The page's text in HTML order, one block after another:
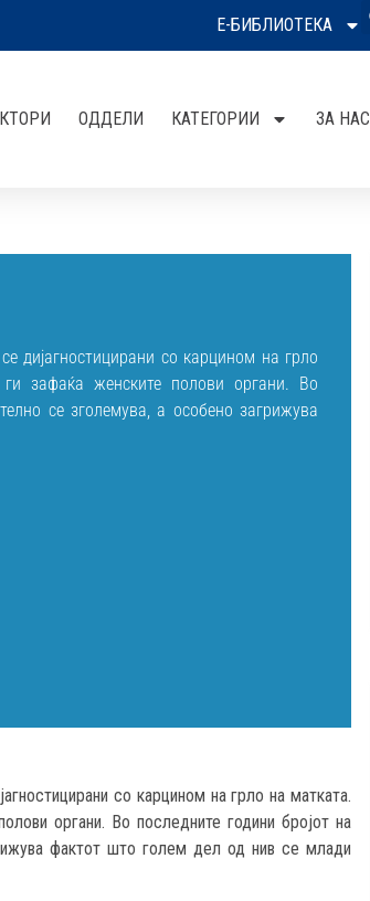
Е-БИБЛИОТЕКА
ОДДЕЛИ КАТЕГОРИИ ЗА НАС
дијагностицирани со карцином на грло
зафаќа женските полови органи. Во
се зголемува, а особено загрижува
со карцином на грло на матката.
органи. Во последните години бројот на
фактот што голем дел од нив се млади